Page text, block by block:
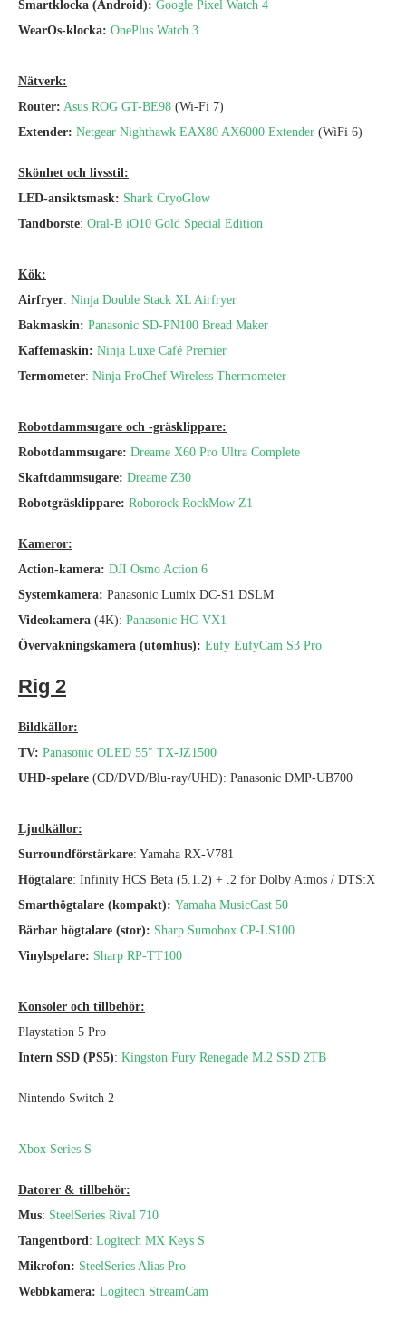
Smartklocka (Android): Google Pixel Watch 4
WearOs-klocka: OnePlus Watch 3
Nätverk:
Router: Asus ROG GT-BE98 (Wi-Fi 7)
Extender: Netgear Nighthawk EAX80 AX6000 Extender (WiFi 6)
Skönhet och livsstil:
LED-ansiktsmask: Shark CryoGlow
Tandborste: Oral-B iO10 Gold Special Edition
Kök:
Airfryer: Ninja Double Stack XL Airfryer
Bakmaskin: Panasonic SD-PN100 Bread Maker
Kaffemaskin: Ninja Luxe Café Premier
Termometer: Ninja ProChef Wireless Thermometer
Robotdammsugare och -gräsklippare:
Robotdammsugare: Dreame X60 Pro Ultra Complete
Skaftdammsugare: Dreame Z30
Robotgräsklippare: Roborock RockMow Z1
Kameror:
Action-kamera: DJI Osmo Action 6
Systemkamera: Panasonic Lumix DC-S1 DSLM
Videokamera (4K): Panasonic HC-VX1
Övervakningskamera (utomhus): Eufy EufyCam S3 Pro
Rig 2
Bildkällor:
TV: Panasonic OLED 55″ TX-JZ1500
UHD-spelare (CD/DVD/Blu-ray/UHD): Panasonic DMP-UB700
Ljudkällor:
Surroundförstärkare: Yamaha RX-V781
Högtalare: Infinity HCS Beta (5.1.2) + .2 för Dolby Atmos / DTS:X
Smarthögtalare (kompakt): Yamaha MusicCast 50
Bärbar högtalare (stor): Sharp Sumobox CP-LS100
Vinylspelare: Sharp RP-TT100
Konsoler och tillbehör:
Playstation 5 Pro
Intern SSD (PS5): Kingston Fury Renegade M.2 SSD 2TB
Nintendo Switch 2
Xbox Series S
Datorer & tillbehör:
Mus: SteelSeries Rival 710
Tangentbord : Logitech MX Keys S
Mikrofon: SteelSeries Alias Pro
Webbkamera: Logitech StreamCam